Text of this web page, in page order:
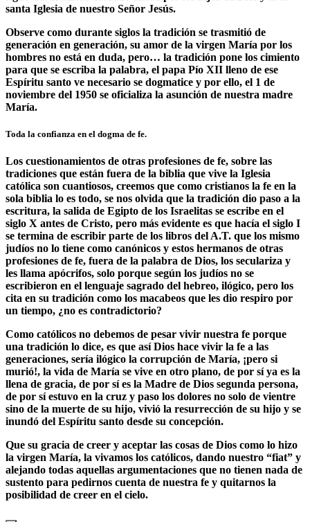
santa Iglesia de nuestro Señor Jesús.
Observe como durante siglos la tradición se trasmitió de
generación en generación, su amor de la virgen María por los
hombres no está en duda, pero… la tradición pone los cimiento
para que se escriba la palabra, el papa Pío XII lleno de ese
Espíritu santo ve necesario se dogmatice y por ello, el 1 de
noviembre del 1950 se oficializa la asunción de nuestra madre
María.
Toda la confianza en el dogma de fe.
Los cuestionamientos de otras profesiones de fe, sobre las
tradiciones que están fuera de la biblia que vive la Iglesia
católica son cuantiosos, creemos que como cristianos la fe en la
sola biblia lo es todo, se nos olvida que la tradición dio paso a la
escritura, la salida de Egipto de los Israelitas se escribe en el
siglo X antes de Cristo, pero más evidente es que hacía el siglo I
se termina de escribir parte de los libros del A.T. que los mismo
judíos no lo tiene como canónicos y estos hermanos de otras
profesiones de fe, fuera de la palabra de Dios, los seculariza y
les llama apócrifos, solo porque según los judíos no se
escribieron en el lenguaje sagrado del hebreo, ilógico, pero los
cita en su tradición como los macabeos que les dio respiro por
un tiempo, ¿no es contradictorio?
Como católicos no debemos de pesar vivir nuestra fe porque
una tradición lo dice, es que así Dios hace vivir la fe a las
generaciones, sería ilógico la corrupción de María, ¡pero si
murió!, la vida de María se vive en otro plano, de por sí ya es la
llena de gracia, de por sí es la Madre de Dios segunda persona,
de por sí estuvo en la cruz y paso los dolores no solo de vientre
sino de la muerte de su hijo, vivió la resurrección de su hijo y se
inundó del Espíritu santo desde su concepción.
Que su gracia de creer y aceptar las cosas de Dios como lo hizo
la virgen María, la vivamos los católicos, dando nuestro “fiat” y
alejando todas aquellas argumentaciones que no tienen nada de
sustento para pedirnos cuenta de nuestra fe y quitarnos la
posibilidad de creer en el cielo.